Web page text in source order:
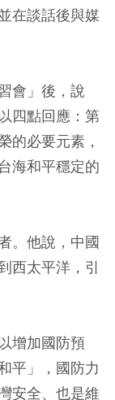
在談話後與媒
會」後，說
四點回應：第
的必要元素，
海和平穩定的
。他說，中國
西太平洋，引
增加國防預
平」，國防力
安全、也是維